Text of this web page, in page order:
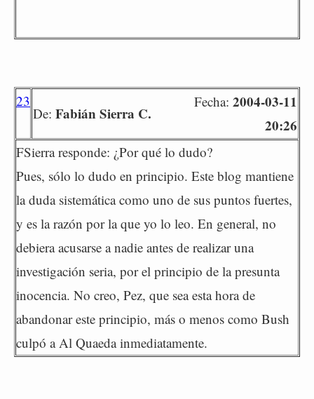
23
De: Fabián Sierra C.
Fecha: 2004-03-11
20:26
FSierra responde: ¿Por qué lo dudo?
Pues, sólo lo dudo en principio. Este blog mantiene
la duda sistemática como uno de sus puntos fuertes,
y es la razón por la que yo lo leo. En general, no
debiera acusarse a nadie antes de realizar una
investigación seria, por el principio de la presunta
inocencia. No creo, Pez, que sea esta hora de
abandonar este principio, más o menos como Bush
culpó a Al Quaeda inmediatamente.